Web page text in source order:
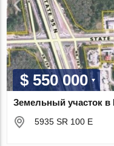
$ 550 000
Земельный участок
5935 SR 100 E